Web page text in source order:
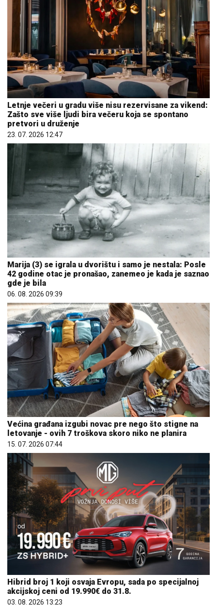
Letnje večeri u gradu više nisu rezervisane za vikend:
Zašto sve više ljudi bira večeru koja se spontano
pretvori u druženje
23. 07. 2026 12:47
Marija (3) se igrala u dvorištu i samo je nestala: Posle
42 godine otac je pronašao, zanemeo je kada je saznao
gde je bila
06. 08. 2026 09:39
Većina građana izgubi novac pre nego što stigne na
letovanje - ovih 7 troškova skoro niko ne planira
15. 07. 2026 07:44
Hibrid broj 1 koji osvaja Evropu, sada po specijalnoj
akcijskoj ceni od 19.990€ do 31.8.
03. 08. 2026 13:23